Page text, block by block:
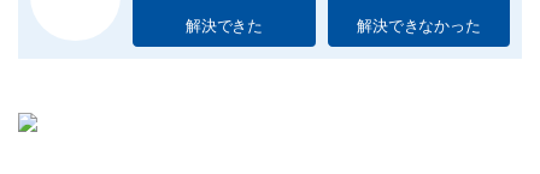
解決できた 解決できなかった